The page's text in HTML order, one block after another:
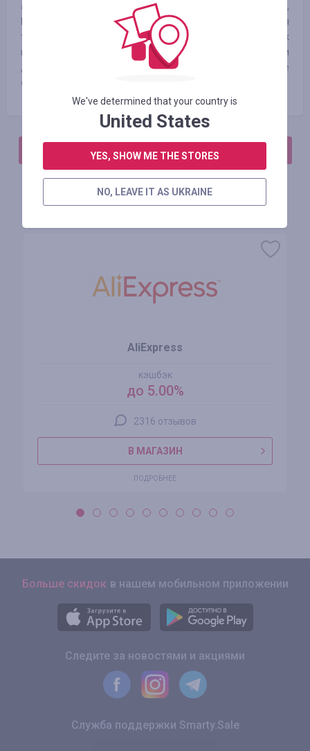
алгоритмами поиска и гибкими ценовыми планами,
Depositphotos является универсальной платформой для
творческих решений любого масштаба. Фотобанк
идеально подходит как для личного использования, так и
для креативных команд, которым нужны большие
объемы файлов.
АВТОРИЗИРУЙТЕСЬ, ЧТОБЫ ОСТАВИТЬ ОТЗЫВ
AliExpress
кэшбэк
до 5.00%
2316 отзывов
В МАГАЗИН
ПОДРОБНЕЕ
Больше скидок в нашем мобильном приложении
Следите за новостями и акциями
Служба поддержки Smarty.Sale
We've determined that your country is
United States
YES, SHOW ME THE STORES
NO, LEAVE IT AS UKRAINE